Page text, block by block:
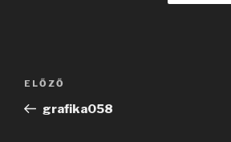
Bejegyzés
Korábbi
bejegyzés
ELŐZŐ
grafika058